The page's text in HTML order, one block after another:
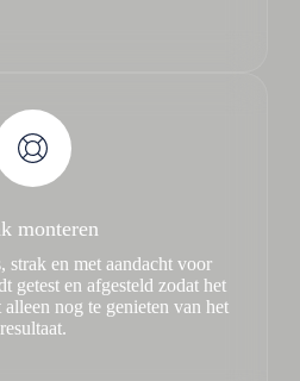
monteren
strak en met aandacht voor
getest en afgesteld zodat het
nog te genieten van het
resultaat.